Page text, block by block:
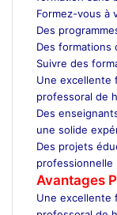
Formez-vous à
Des
Des formations
Suivre des
Une excellente
professoral de
Des
une solide
Des projets
professionnelle
Avantages
Une excellente